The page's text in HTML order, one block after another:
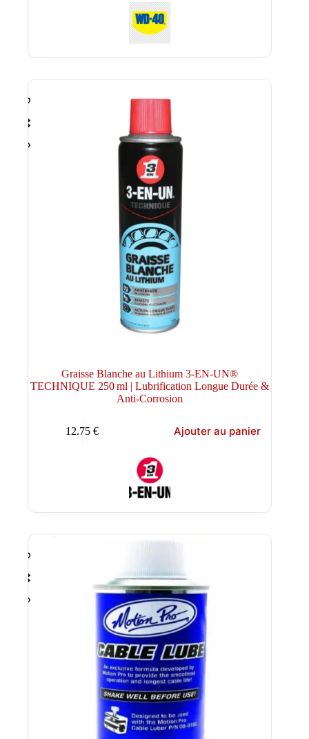
Graisse Blanche au Lithium 3-EN-UN®
TECHNIQUE 250 ml | Lubrification Longue Durée &
Anti-Corrosion
12.75€ Ajouter au panier